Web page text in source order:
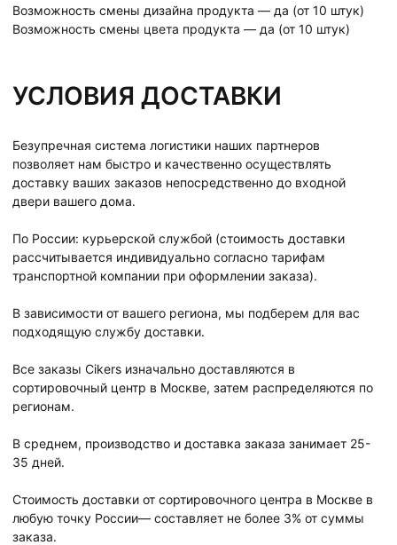
Возможность смены дизайна продукта — да (от 10 штук)
Возможность смены цвета продукта — да (от 10 штук)
УСЛОВИЯ ДОСТАВКИ
Безупречная система логистики наших партнеров
позволяет нам быстро и качественно осуществлять
доставку ваших заказов непосредственно до входной
двери вашего дома.
По России: курьерской службой (стоимость доставки
рассчитывается индивидуально согласно тарифам
транспортной компании при оформлении заказа).
В зависимости от вашего региона, мы подберем для вас
подходящую службу доставки.
Все заказы Cikers изначально доставляются в
сортировочный центр в Москве, затем распределяются по
регионам.
В среднем, производство и доставка заказа занимает 25-
35 дней.
Стоимость доставки от сортировочного центра в Москве в
любую точку России— составляет не более 3% от суммы
заказа.